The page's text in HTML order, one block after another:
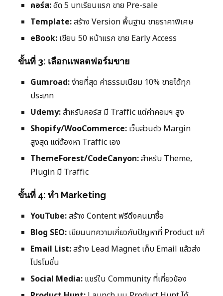
คอร์ส:อัด 5 บทเรียนแรก ขาย Pre-sale
Template:สร้าง Version พื้นฐาน ขายราคาพิเศษ
eBook: เขียน 50 หน้าแรก ขาย Early Access
ขั้นที่ 3: เลือกแพลตฟอร์มขาย
Gumroad:ง่ายที่สุด ค่าธรรมเนียม 10% ขายได้ทุก
ประเภท
Udemy:สำหรับคอร์ส มี Traffic แต่ค่าคอมฯ สูง
Shopify/WooCommerce: เว็บส่วนตัว Margin
สูงสุด แต่ต้องหา Traffic เอง
ThemeForest/CodeCanyon:สำหรับ Theme,
Plugin มี Traffic
ขั้นที่ 4: ทำ Marketing
YouTube:สร้าง Content ฟรีดึงคนมาซื้อ
Blog SEO: เขียนบทความเกี่ยวกับปัญหาที่ Product แก้
Email List:สร้าง Lead Magnet เก็บ Email แล้วส่ง
โปรโมชั่น
Social Media: แชร์ใน Community ที่เกี่ยวข้อง